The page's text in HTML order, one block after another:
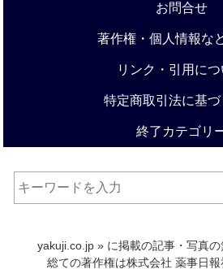
お問合せ
著作権・個人情報な
リンク・引用につ
特定商取引法に基
終了カテゴリ
yakuji.co.jp » に掲載の記事・写真
総ての著作権は株式会社 薬事日報